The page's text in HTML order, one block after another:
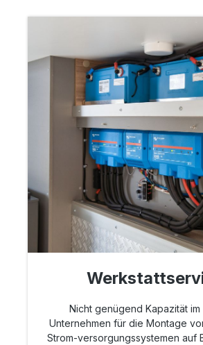
Nicht genügend Kapazität
Unternehmen für die Montage
Strom-versorgungssystemen auf